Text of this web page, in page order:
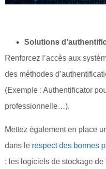
Solutions
Renforcez l’accès aux
des méthodes
(Exemple : Authentificator
professionnelle…).
Mettez également en place
dans le respect des bonnes
: les logiciels de stockage